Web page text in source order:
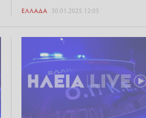
ΕΛΛΆΔΑ 30.01.2025 12:05